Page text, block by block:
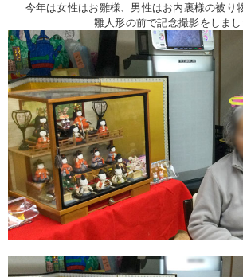
今年は女性はお雛様、男性はお内裏様の被り
雛人形の前で記念撮影をしまし